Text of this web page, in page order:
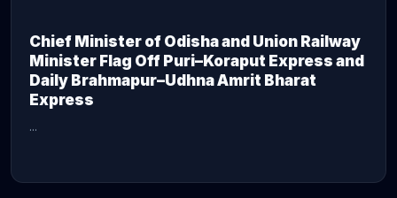
Chief Minister of Odisha and Union Railway
Minister Flag Off Puri–Koraput Express and
Daily Brahmapur–Udhna Amrit Bharat
Express
...